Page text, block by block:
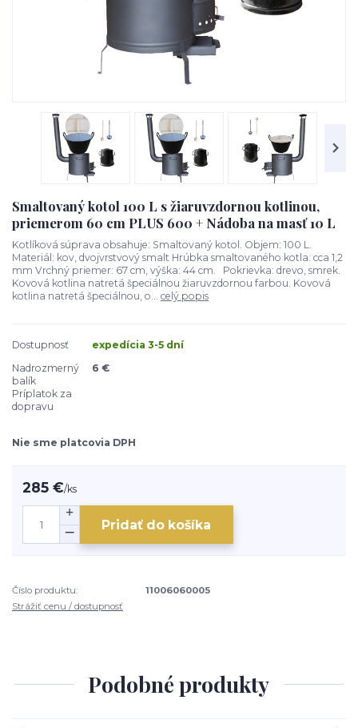
Smaltovaný kotol 100 L s žiaruvzdornou kotlinou,
priemerom 60 cm PLUS 600 + Nádoba na masť 10 L
Kotlíková súprava obsahuje: Smaltovaný kotol. Objem: 100 L.
Materiál: kov, dvojvrstvový smalt Hrúbka smaltovaného kotla: cca 1,2
mm Vrchný priemer: 67 cm, výška: 44 cm. Pokrievka: drevo, smrek.
Kovová kotlina natretá špeciálnou žiaruvzdornou farbou. Kovová
kotlina natretá špeciálnou, o... celý popis
Dostupnosť
expedícia 3-5 dní
Nadrozmerný
balík
Príplatok za
dopravu
6 €
Nie sme platcovia DPH
285 €/ks
Pridať do košíka
Číslo produktu:
11006060005
Strážiť cenu / dostupnosť
Podobné produkty